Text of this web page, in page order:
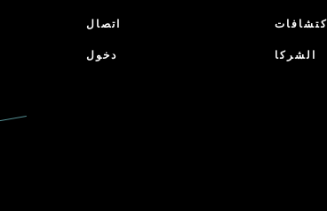
اتصال
دخول
كتشافات
الشركا